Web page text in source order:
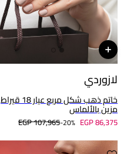
لازوردي
خاتم ذهب شكل مربع عيار 18 قيراط
مزين بالألماس
EGP 107,965 20%- EGP 86,375